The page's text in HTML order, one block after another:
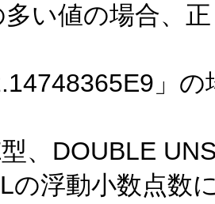
い値の場合、
」
、DOUBLE
の浮動小数点数